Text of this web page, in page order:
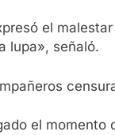
el
lupa», señaló.
el